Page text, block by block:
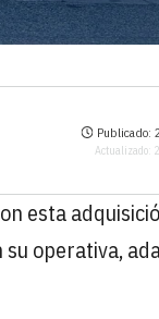
Publicado:
Actualizado:
esta
operativa,